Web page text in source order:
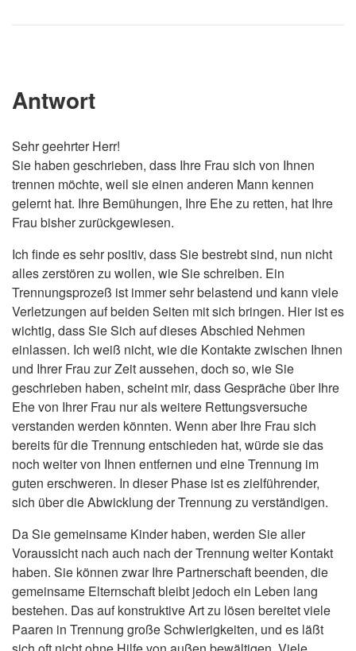
Antwort
Sehr geehrter Herr!
Sie haben geschrieben, dass Ihre Frau sich von Ihnen
trennen möchte, weil sie einen anderen Mann kennen
gelernt hat. Ihre Bemühungen, Ihre Ehe zu retten, hat Ihre
Frau bisher zurückgewiesen.
Ich finde es sehr positiv, dass Sie bestrebt sind, nun nicht
alles zerstören zu wollen, wie Sie schreiben. Ein
Trennungsprozeß ist immer sehr belastend und kann viele
Verletzungen auf beiden Seiten mit sich bringen. Hier ist es
wichtig, dass Sie Sich auf dieses Abschied Nehmen
einlassen. Ich weiß nicht, wie die Kontakte zwischen Ihnen
und Ihrer Frau zur Zeit aussehen, doch so, wie Sie
geschrieben haben, scheint mir, dass Gespräche über Ihre
Ehe von Ihrer Frau nur als weitere Rettungsversuche
verstanden werden könnten. Wenn aber Ihre Frau sich
bereits für die Trennung entschieden hat, würde sie das
noch weiter von Ihnen entfernen und eine Trennung im
guten erschweren. In dieser Phase ist es zielführender,
sich über die Abwicklung der Trennung zu verständigen.
Da Sie gemeinsame Kinder haben, werden Sie aller
Voraussicht nach auch nach der Trennung weiter Kontakt
haben. Sie können zwar Ihre Partnerschaft beenden, die
gemeinsame Elternschaft bleibt jedoch ein Leben lang
bestehen. Das auf konstruktive Art zu lösen bereitet viele
Paaren in Trennung große Schwierigkeiten, und es läßt